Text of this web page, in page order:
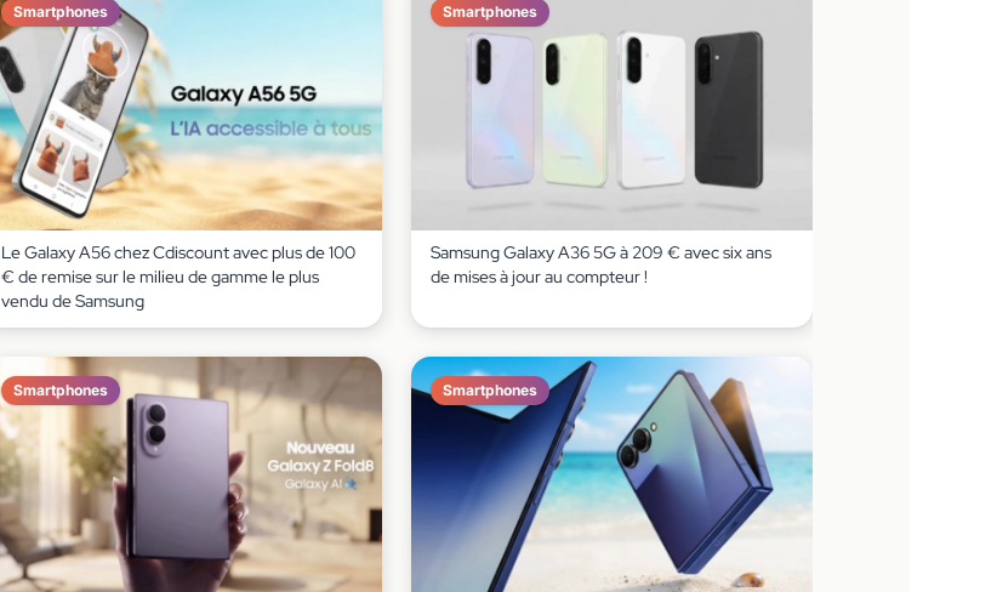
Smartphones
Le Galaxy A56 chez Cdiscount avec plus de 100
€ de remise sur le milieu de gamme le plus
vendu de Samsung
Smartphones
Samsung Galaxy A36 5G à 209 € avec six ans
de mises à jour au compteur !
Smartphones Smartphones